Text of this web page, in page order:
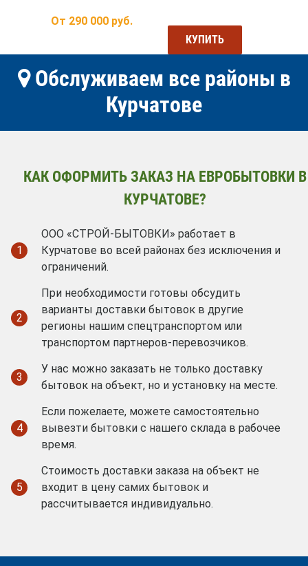
От 290 000 руб.
КУПИТЬ
Обслуживаем все районы в
Курчатове
КАК ОФОРМИТЬ ЗАКАЗ НА ЕВРОБЫТОВКИ В
КУРЧАТОВЕ?
1
ООО «СТРОЙ-БЫТОВКИ» работает в
Курчатове во всей районах без исключения и
ограничений.
2
При необходимости готовы обсудить
варианты доставки бытовок в другие
регионы нашим спецтранспортом или
транспортом партнеров-перевозчиков.
3
У нас можно заказать не только доставку
бытовок на объект, но и установку на месте.
4
Если пожелаете, можете самостоятельно
вывезти бытовки с нашего склада в рабочее
время.
5
Стоимость доставки заказа на объект не
входит в цену самих бытовок и
рассчитывается индивидуально.